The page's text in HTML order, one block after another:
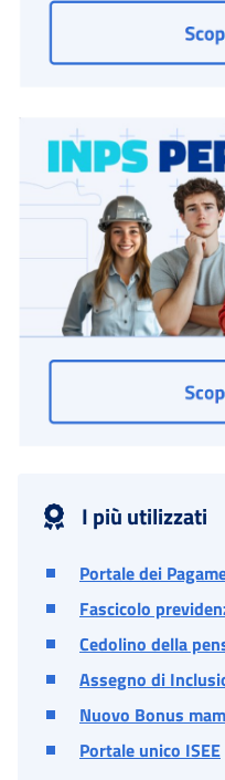
I più utilizzati
Portale dei
Fascicolo
Cedolino della
Assegno di
Nuovo Bonus
Portale unico ISEE